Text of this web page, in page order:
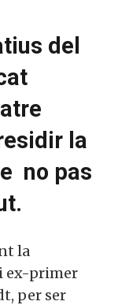
del
la
no pas
la
ex-primer
per ser